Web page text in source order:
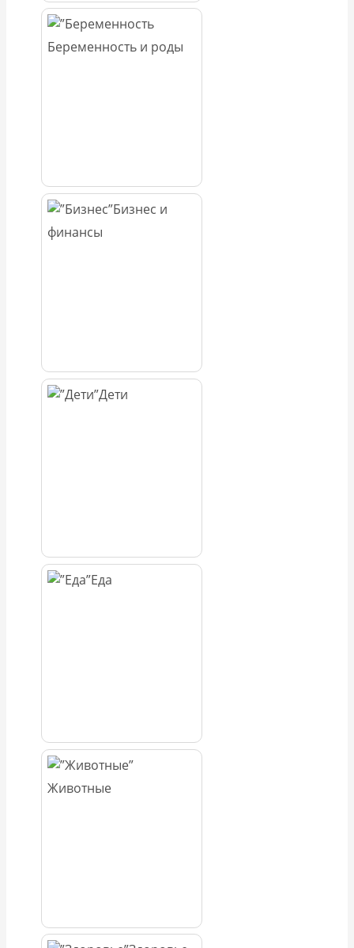
Беременность и роды
Бизнес и
финансы
Дети
Еда
Животные